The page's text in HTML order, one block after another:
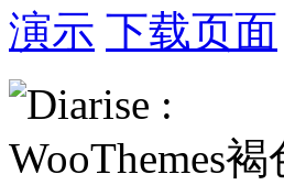
演示 下载页面